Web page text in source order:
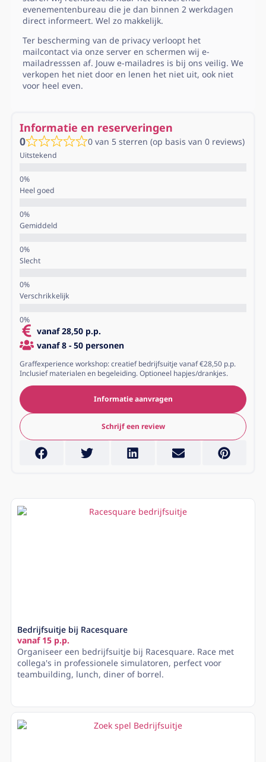
evenementenbureau die je dan binnen 2 werkdagen
direct informeert. Wel zo makkelijk.
Ter bescherming van de privacy verloopt het
mailcontact via onze server en schermen wij e-
mailadresssen af. Jouw e-mailadres is bij ons veilig. We
verkopen het niet door en lenen het niet uit, ook niet
voor heel even.
Informatie en reserveringen
0
0 van 5 sterren (op basis van 0 reviews)
Uitstekend
Heel goed
Gemiddeld
Slecht
Verschrikkelijk
vanaf 28,50 p.p.
vanaf 8 - 50 personen
Graffexperience workshop: creatief bedrijfsuitje vanaf €28,50 p.p.
Inclusief materialen en begeleiding. Optioneel hapjes/drankjes.
Informatie aanvragen
Schrijf een review
Bedrijfsuitje bij Racesquare
vanaf 15 p.p.
Organiseer een bedrijfsuitje bij Racesquare. Race met
collega's in professionele simulatoren, perfect voor
teambuilding, lunch, diner of borrel.